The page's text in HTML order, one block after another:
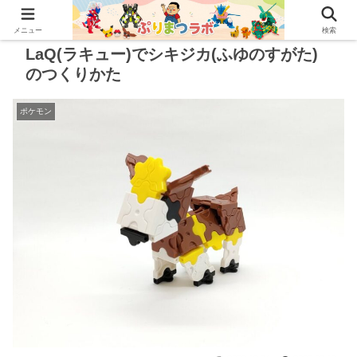
LaQ(ラキュー)でシキジカ(ふゆのすがた)
のつくりかた
ポケモン
メニュー 検索